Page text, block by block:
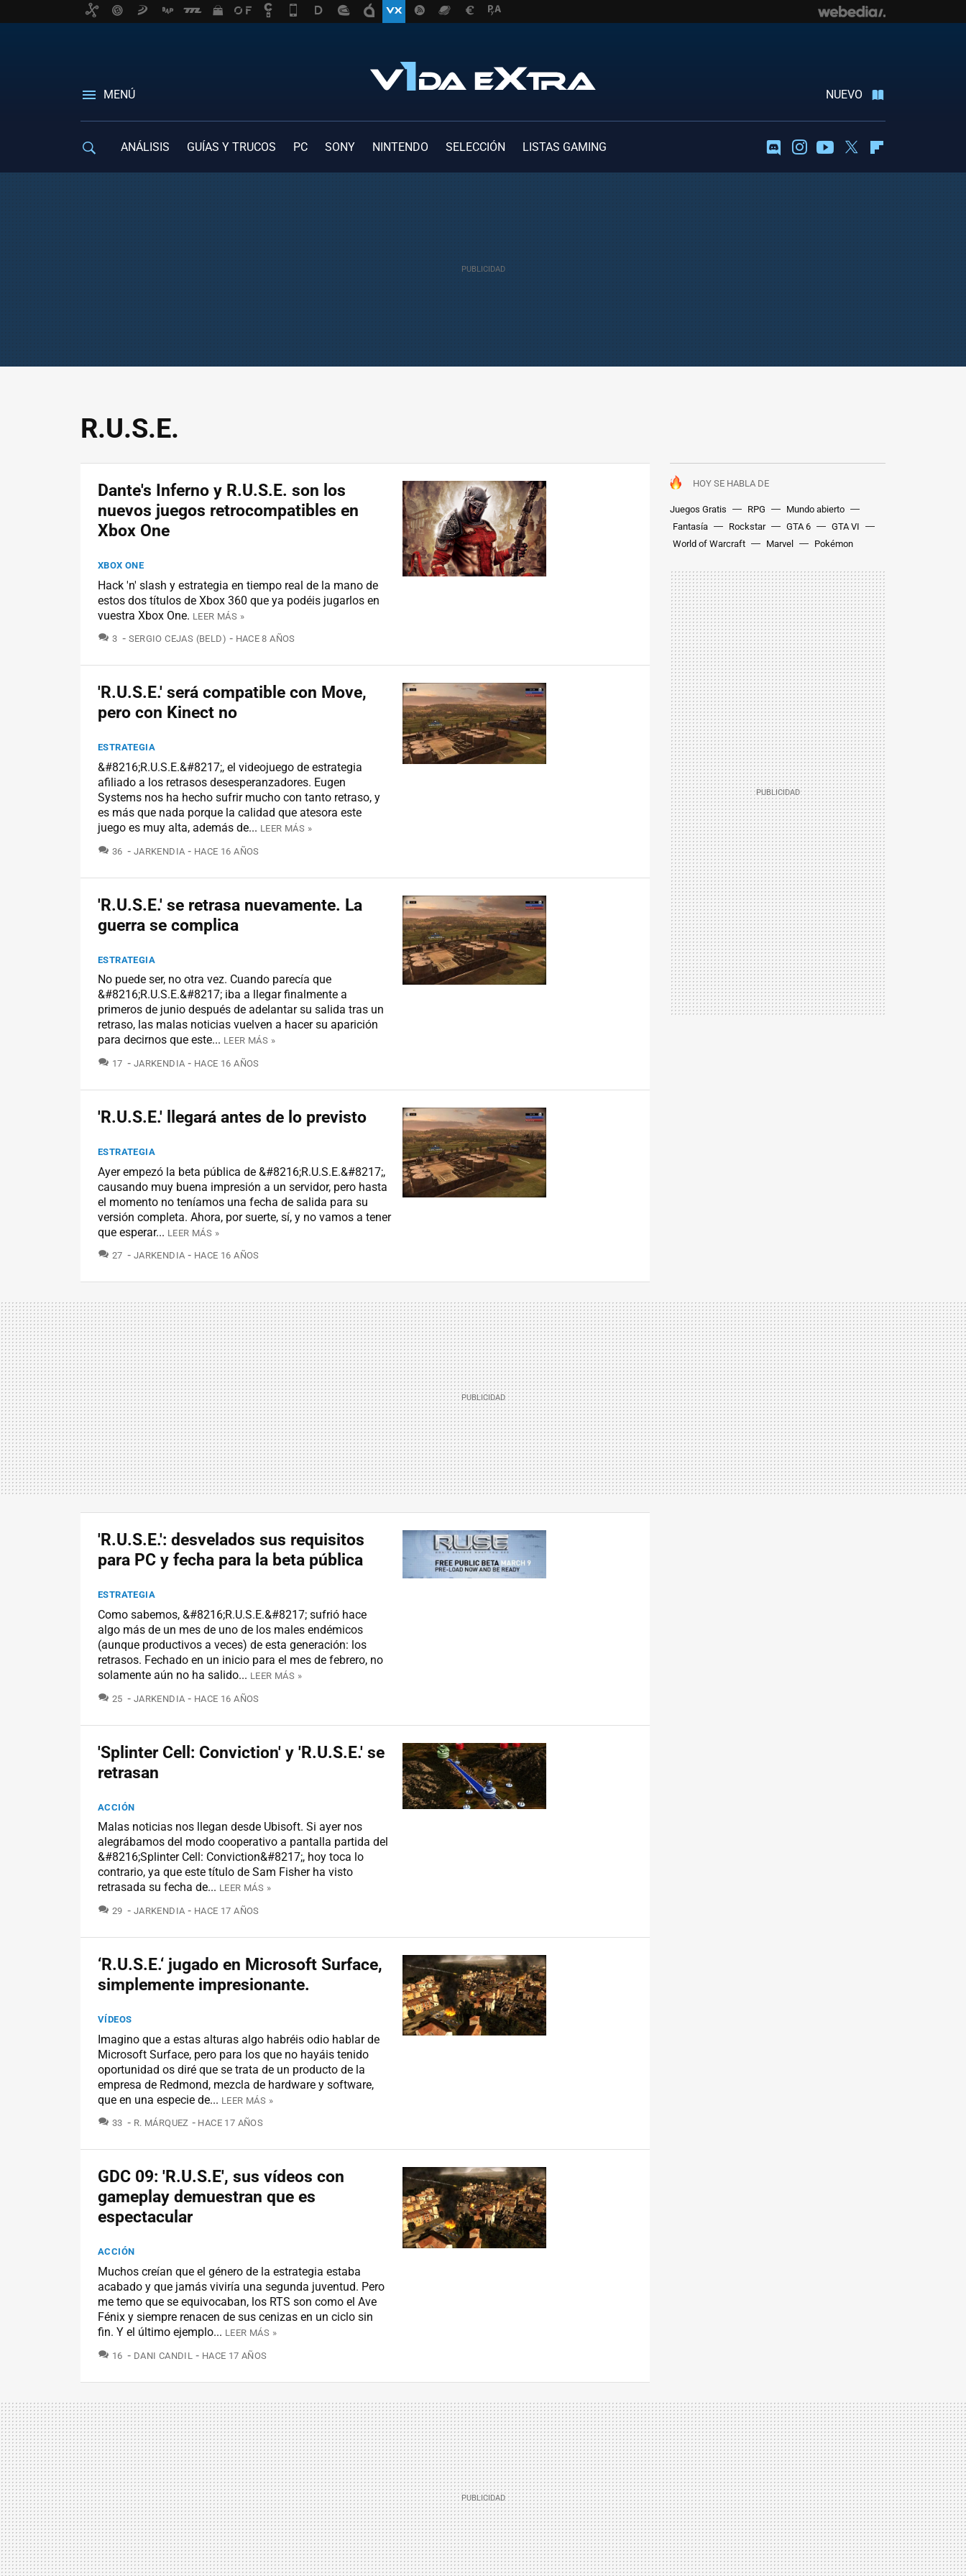
MENÚ NUEVO
ANÁLISIS GUÍAS Y TRUCOS PC SONY NINTENDO SELECCIÓN LISTAS GAMING DiscordInstagramYoutubeTwitter
R.U.S.E.
HOY SE HABLA DE
Juegos Gratis RPG
Mundo abierto
Fantasía
Rockstar GTA 6
GTA VI
World of Warcraft
Marvel Pokémon
Dante's Inferno y R.U.S.E. son los
nuevos juegos retrocompatibles en
Xbox One
XBOX ONE
Hack 'n' slash y estrategia en tiempo real de la mano de
estos dos títulos de Xbox 360 que ya podéis jugarlos en
vuestra Xbox One. LEER MÁS »
3 COMENTARIOS
SERGIO CEJAS (BELD) HACE 8 AÑOS
'R.U.S.E.' será compatible con Move,
pero con Kinect no
ESTRATEGIA
&#8216;R.U.S.E.&#8217;, el videojuego de estrategia
afiliado a los retrasos desesperanzadores. Eugen
Systems nos ha hecho sufrir mucho con tanto retraso, y
es más que nada porque la calidad que atesora este
juego es muy alta, además de... LEER MÁS »
36 COMENTARIOS
JARKENDIA HACE 16 AÑOS
'R.U.S.E.' se retrasa nuevamente. La
guerra se complica
ESTRATEGIA
No puede ser, no otra vez. Cuando parecía que
&#8216;R.U.S.E.&#8217; iba a llegar finalmente a
primeros de junio después de adelantar su salida tras un
retraso, las malas noticias vuelven a hacer su aparición
para decirnos que este... LEER MÁS »
17 COMENTARIOS
JARKENDIA HACE 16 AÑOS
'R.U.S.E.' llegará antes de lo previsto
ESTRATEGIA
Ayer empezó la beta pública de &#8216;R.U.S.E.&#8217;,
causando muy buena impresión a un servidor, pero hasta
el momento no teníamos una fecha de salida para su
versión completa. Ahora, por suerte, sí, y no vamos a tener
que esperar... LEER MÁS »
27 COMENTARIOS
JARKENDIA HACE 16 AÑOS
'R.U.S.E.': desvelados sus requisitos
para PC y fecha para la beta pública
ESTRATEGIA
Como sabemos, &#8216;R.U.S.E.&#8217; sufrió hace
algo más de un mes de uno de los males endémicos
(aunque productivos a veces) de esta generación: los
retrasos. Fechado en un inicio para el mes de febrero, no
solamente aún no ha salido... LEER MÁS »
25 COMENTARIOS
JARKENDIA HACE 16 AÑOS
'Splinter Cell: Conviction' y 'R.U.S.E.' se
retrasan
ACCIÓN
Malas noticias nos llegan desde Ubisoft. Si ayer nos
alegrábamos del modo cooperativo a pantalla partida del
&#8216;Splinter Cell: Conviction&#8217;, hoy toca lo
contrario, ya que este título de Sam Fisher ha visto
retrasada su fecha de... LEER MÁS »
29 COMENTARIOS
JARKENDIA HACE 17 AÑOS
‘R.U.S.E.‘ jugado en Microsoft Surface,
simplemente impresionante.
VÍDEOS
Imagino que a estas alturas algo habréis odio hablar de
Microsoft Surface, pero para los que no hayáis tenido
oportunidad os diré que se trata de un producto de la
empresa de Redmond, mezcla de hardware y software,
que en una especie de... LEER MÁS »
33 COMENTARIOS
R. MÁRQUEZ HACE 17 AÑOS
GDC 09: 'R.U.S.E', sus vídeos con
gameplay demuestran que es
espectacular
ACCIÓN
Muchos creían que el género de la estrategia estaba
acabado y que jamás viviría una segunda juventud. Pero
me temo que se equivocaban, los RTS son como el Ave
Fénix y siempre renacen de sus cenizas en un ciclo sin
fin. Y el último ejemplo... LEER MÁS »
16 COMENTARIOS
DANI CANDIL HACE 17 AÑOS